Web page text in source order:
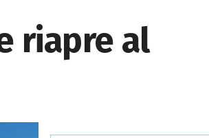
riapre al